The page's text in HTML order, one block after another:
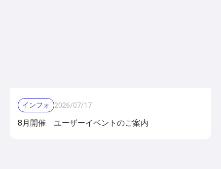
インフォ 2026/07/17
8月開催 ユーザーイベントのご案内